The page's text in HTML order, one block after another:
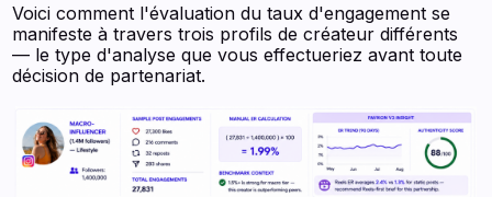
Voici comment l'évaluation du taux d'engagement se
manifeste à travers trois profils de créateur différents
— le type d'analyse que vous effectueriez avant toute
décision de partenariat.